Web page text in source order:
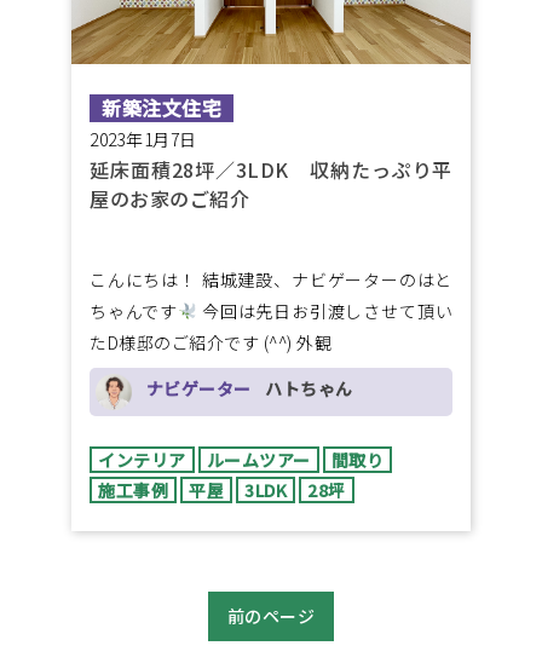
新築注文住宅
2023年1月7日
延床面積28坪／3LDK 収納たっぷり平
屋のお家のご紹介
こんにちは！ 結城建設、ナビゲーターのはと
ちゃんです
今回は先日お引渡しさせて頂い
たD様邸のご紹介です (^^) 外観
ナビゲーター
ハトちゃん
インテリア ルームツアー
間取り
施工事例
平屋 3LDK 28坪
前のページ